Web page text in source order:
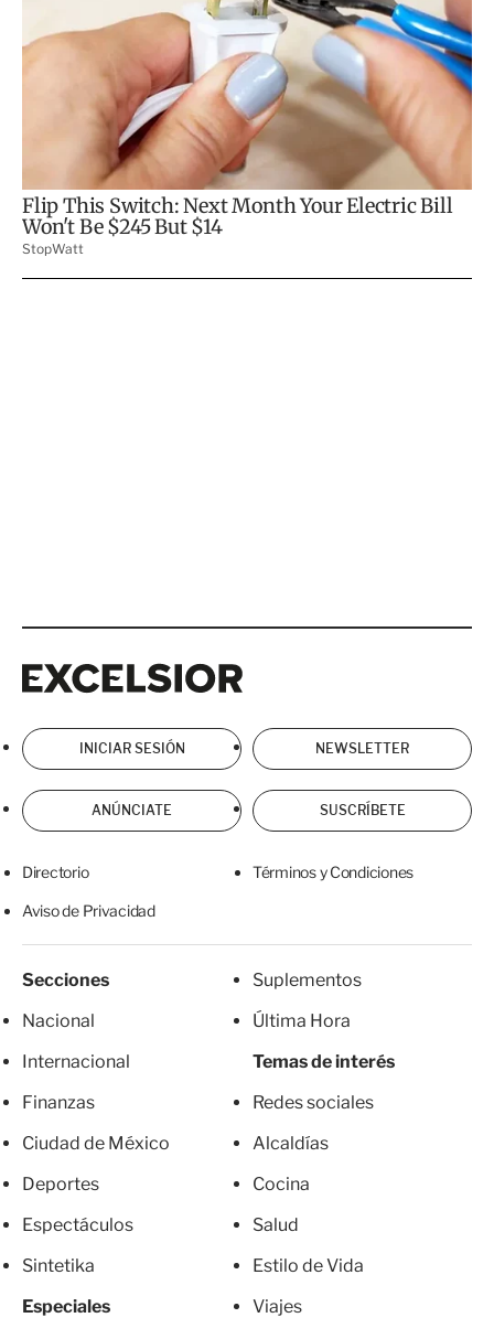
INICIAR SESIÓN NEWSLETTER
ANÚNCIATE SUSCRÍBETE
Directorio Términos y Condiciones
Aviso de Privacidad
Secciones
Nacional
Internacional
Finanzas
Ciudad de México
Deportes
Espectáculos
Sintetika
Especiales
Suplementos
Última Hora
Temas de interés
Redes sociales
Alcaldías
Cocina
Salud
Estilo de Vida
Viajes